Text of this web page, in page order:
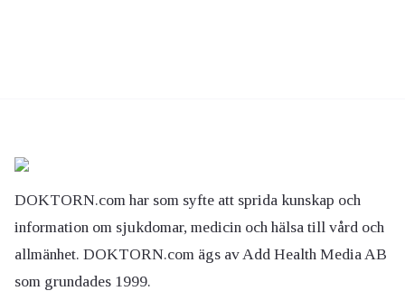
DOKTORN.com har som syfte att sprida kunskap och
information om sjukdomar, medicin och hälsa till vård och
allmänhet. DOKTORN.com ägs av Add Health Media AB
som grundades 1999.